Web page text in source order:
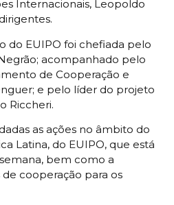
Internacionais, Leopoldo
do EUIPO foi chefiada pelo
acompanhado pelo
de Cooperação e
e pelo líder do projeto
Riccheri.
as ações no âmbito do
Latina, do EUIPO, que está
bem como a
cooperação para os